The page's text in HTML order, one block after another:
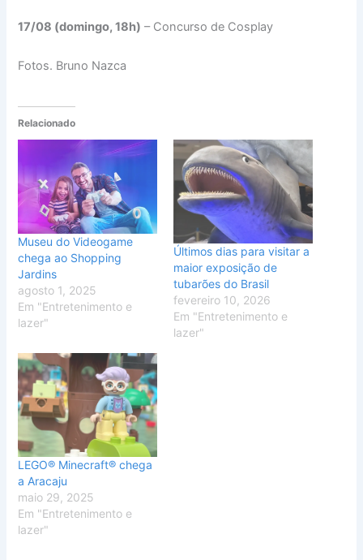
17/08 (domingo, 18h) – Concurso de Cosplay
Fotos. Bruno Nazca
Relacionado
Museu do Videogame
chega ao Shopping
Jardins
agosto 1, 2025
Em "Entretenimento e
lazer"
Últimos dias para visitar a
maior exposição de
tubarões do Brasil
fevereiro 10, 2026
Em "Entretenimento e
lazer"
LEGO® Minecraft® chega
a Aracaju
maio 29, 2025
Em "Entretenimento e
lazer"